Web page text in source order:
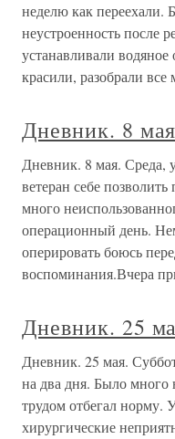
неделю как переехали.
неустроенность после
устанавливали
красили, разобрали все
Дневник. 8
Дневник. 8 мая. Среда,
ветеран себе
много
операционный день.
оперировать боюсь
воспоминания.Вчера
Дневник. 25
Дневник. 25 мая.
на два дня. Было
трудом отбегал норму.
хирургические